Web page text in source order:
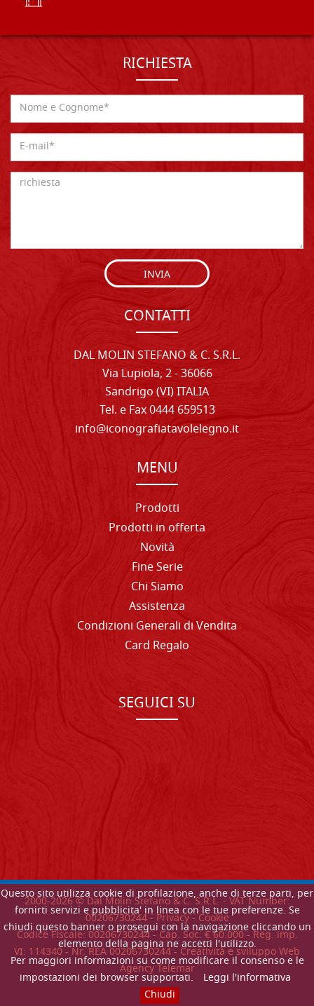
Questo sito utilizza cookie di profilazione, anche di terze parti, per
fornirti servizi e pubblicita' in linea con le tue preferenze. Se
chiudi questo banner o prosegui con la navigazione cliccando un
elemento della pagina ne accetti l'utilizzo.
Per maggiori informazioni su come modificare il consenso e le
impostazioni dei browser supportati.
Leggi l'informativa
Chiudi
RICHIESTA
INVIA
CONTATTI
DAL MOLIN STEFANO & C. S.R.L.
Via Lupiola, 2 - 36066
Sandrigo (VI) ITALIA
Tel. e Fax 0444 659513
info@iconografiatavolelegno.it
MENU
Prodotti
Prodotti in offerta
Novità
Fine Serie
Chi Siamo
Assistenza
Condizioni Generali di Vendita
Card Regalo
SEGUICI SU
2000-2026© Dal Molin Stefano & C. S.R.L. - VAT Number:
00206730244 - Privacy-Cookie
Codice Fiscale: 00206730244 - Cap. Soc. € 60.000 - Reg. imp.
VI: 114340 - Nr. REA 00206730244 - Creatività e sviluppo Web
Agency Telemar